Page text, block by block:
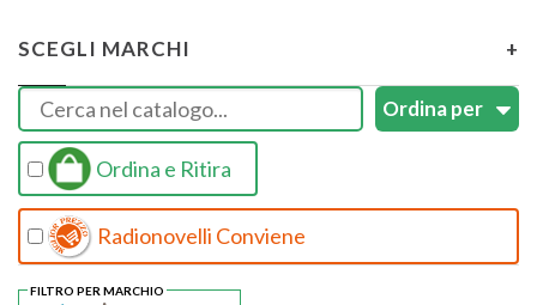
SCEGLI MARCHI +
Ordina e Ritira
Radionovelli Conviene
FILTRO PER MARCHIO